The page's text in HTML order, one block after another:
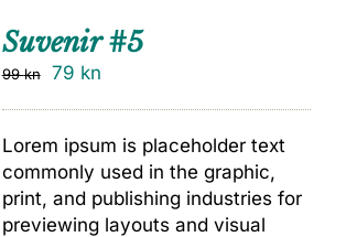
Suvenir #5
99kn 79 kn
Lorem ipsum is placeholder text
commonly used in the graphic,
print, and publishing industries for
previewing layouts and visual